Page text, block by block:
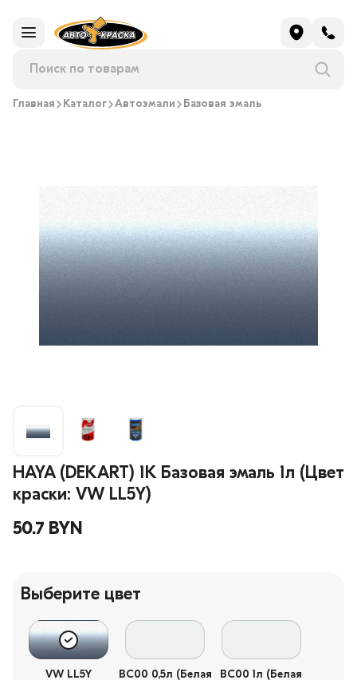
Главная Каталог Автоэмали Базовая эмаль
HAYA (DEKART) 1К Базовая эмаль 1л (Цвет
краски: VW LL5Y)
50.7 BYN
Выберите цвет
VW LL5Y
BC00 0,5л (Белая
BC00 1л (Белая